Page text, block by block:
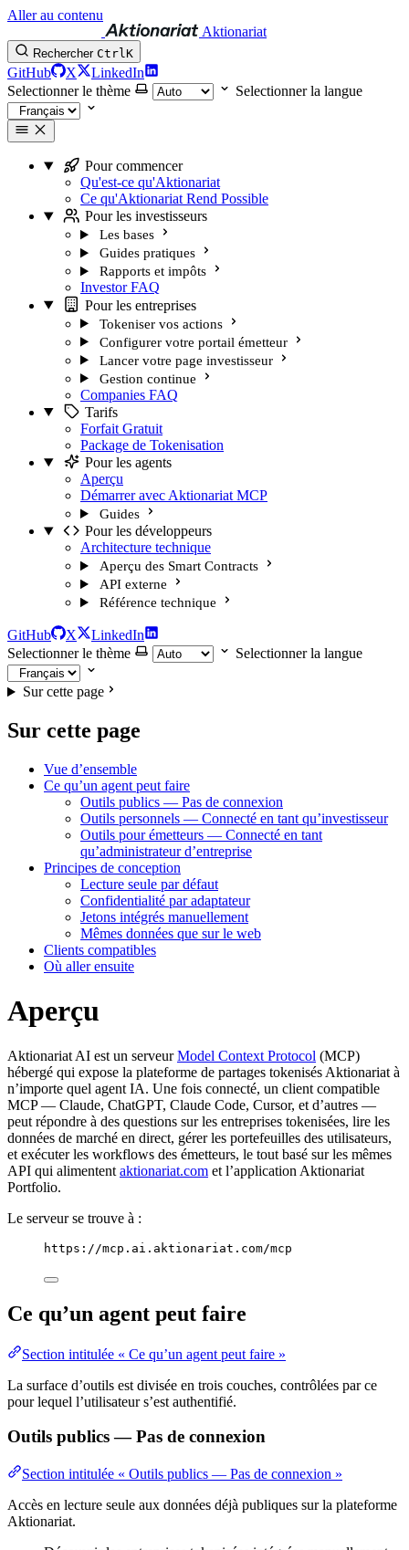
Aller au contenu
Aktionariat
Rechercher CtrlK
GitHub X
LinkedIn
Selectionner le thème
Selectionner la langue
Pour commencer
Qu'est-ce qu'Aktionariat
Ce qu'Aktionariat Rend Possible
Pour les investisseurs
Les bases
Guides pratiques
Rapports et impôts
Investor FAQ
Pour les entreprises
Tokeniser vos actions
Configurer votre portail émetteur
Lancer votre page investisseur
Gestion continue
Companies FAQ
Tarifs
Forfait Gratuit
Package de Tokenisation
Pour les agents
Aperçu
Démarrer avec Aktionariat MCP
Guides
Pour les développeurs
Architecture technique
Aperçu des Smart Contracts
API externe
Référence technique
GitHub X
LinkedIn
Selectionner le thème
Selectionner la langue
Sur cette page
Sur cette page
Vue d’ensemble
Ce qu’un agent peut faire
Outils publics — Pas de connexion
Outils personnels — Connecté en tant qu’investisseur
Outils pour émetteurs — Connecté en tant
qu’administrateur d’entreprise
Principes de conception
Lecture seule par défaut
Confidentialité par adaptateur
Jetons intégrés manuellement
Mêmes données que sur le web
Clients compatibles
Où aller ensuite
Aperçu
Aktionariat AI est un serveurModel Context Protocol (MCP)
hébergé qui expose la plateforme de partages tokenisés Aktionariat à
n’importe quel agent IA. Une fois connecté, un client compatible
MCP — Claude, ChatGPT, Claude Code, Cursor, et d’autres —
peut répondre à des questions sur les entreprises tokenisées, lire les
données de marché en direct, gérer les portefeuilles des utilisateurs,
et exécuter les workflows des émetteurs, le tout basé sur les mêmes
API qui alimentent aktionariat.com et l’application Aktionariat
Portfolio.
Le serveur se trouve à :
https://mcp.ai.aktionariat.com/mcp
Ce qu’un agent peut faire
Section intitulée « Ce qu’un agent peut faire »
La surface d’outils est divisée en trois couches, contrôlées par ce
pour lequel l’utilisateur s’est authentifié.
Outils publics — Pas de connexion
Section intitulée « Outils publics — Pas de connexion »
Accès en lecture seule aux données déjà publiques sur la plateforme
Aktionariat.